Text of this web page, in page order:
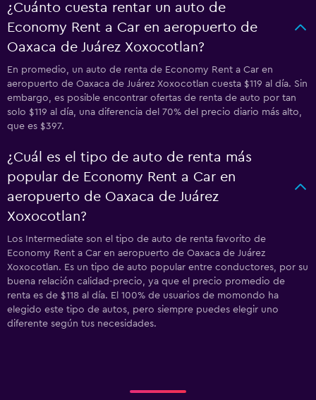
¿Cuánto cuesta rentar un auto de
Economy Rent a Car en aeropuerto de
Oaxaca de Juárez Xoxocotlan?
En promedio, un auto de renta de Economy Rent a Car en
aeropuerto de Oaxaca de Juárez Xoxocotlan cuesta $119 al día. Sin
embargo, es posible encontrar ofertas de renta de auto por tan
solo $119 al día, una diferencia del 70% del precio diario más alto,
que es $397.
¿Cuál es el tipo de auto de renta más
popular de Economy Rent a Car en
aeropuerto de Oaxaca de Juárez
Xoxocotlan?
Los Intermediate son el tipo de auto de renta favorito de
Economy Rent a Car en aeropuerto de Oaxaca de Juárez
Xoxocotlan. Es un tipo de auto popular entre conductores, por su
buena relación calidad-precio, ya que el precio promedio de
renta es de $118 al día. El 100% de usuarios de momondo ha
elegido este tipo de autos, pero siempre puedes elegir uno
diferente según tus necesidades.